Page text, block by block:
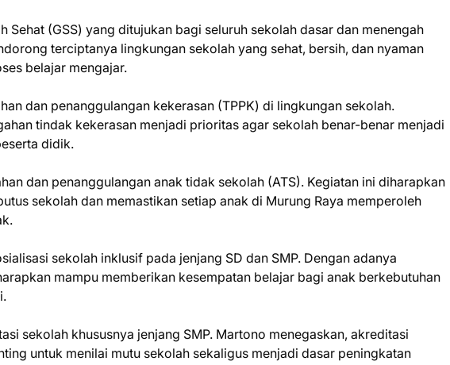
Sehat (GSS) yang ditujukan bagi seluruh sekolah dasar dan menengah
terciptanya lingkungan sekolah yang sehat, bersih, dan nyaman
belajar mengajar.
dan penanggulangan kekerasan (TPPK) di lingkungan sekolah.
tindak kekerasan menjadi prioritas agar sekolah benar-benar menjadi
didik.
dan penanggulangan anak tidak sekolah (ATS). Kegiatan ini diharapkan
sekolah dan memastikan setiap anak di Murung Raya memperoleh
sekolah inklusif pada jenjang SD dan SMP. Dengan adanya
mampu memberikan kesempatan belajar bagi anak berkebutuhan
sekolah khususnya jenjang SMP. Martono menegaskan, akreditasi
untuk menilai mutu sekolah sekaligus menjadi dasar peningkatan